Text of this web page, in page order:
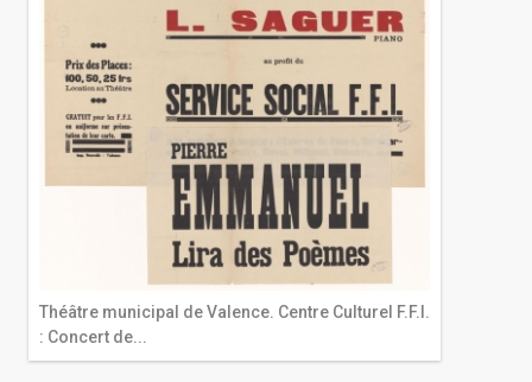
Théâtre municipal de Valence. Centre Culturel F.F.I.
: Concert de...